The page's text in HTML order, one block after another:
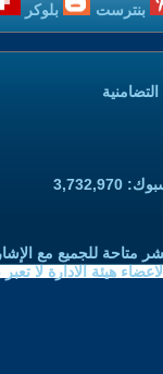
بنترست بلوكر
متاحة للجميع مع
هيئة الادارة لا